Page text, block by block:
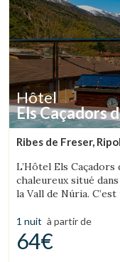
Hôtel
Els Caçadors
Ribes de Freser,
L’Hôtel Els
chaleureux situé
la Vall de Núria.
1 nuit à partir de
64€